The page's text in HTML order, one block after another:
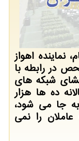
اهواز
در رابطه با
شبکه های
ده ها هزار
جا می شود،
را نمی